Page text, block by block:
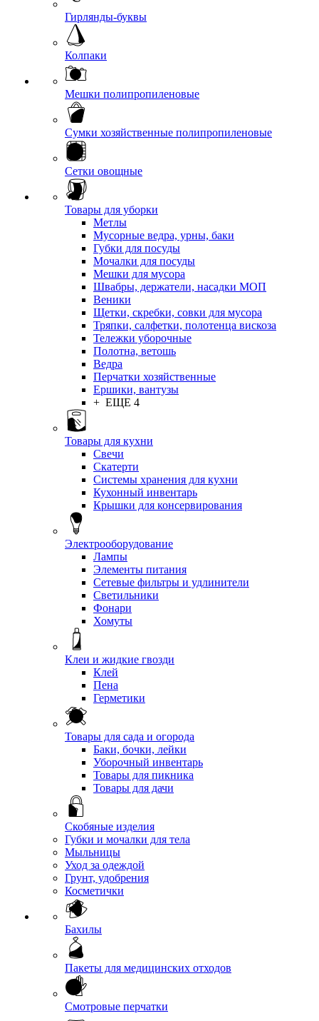
Гирлянды-буквы
Колпаки
Мешки полипропиленовые
Сумки хозяйственные полипропиленовые
Сетки овощные
Товары для уборки
Метлы
Мусорные ведра, урны, баки
Губки для посуды
Мочалки для посуды
Мешки для мусора
Швабры, держатели, насадки МОП
Веники
Щетки, скребки, совки для мусора
Тряпки, салфетки, полотенца вискоза
Тележки уборочные
Полотна, ветошь
Ведра
Перчатки хозяйственные
Ершики, вантузы
+ ЕЩЕ 4
Товары для кухни
Свечи
Скатерти
Системы хранения для кухни
Кухонный инвентарь
Крышки для консервирования
Электрооборудование
Лампы
Элементы питания
Сетевые фильтры и удлинители
Светильники
Фонари
Хомуты
Клеи и жидкие гвозди
Клей
Пена
Герметики
Товары для сада и огорода
Баки, бочки, лейки
Уборочный инвентарь
Товары для пикника
Товары для дачи
Скобяные изделия
Губки и мочалки для тела
Мыльницы
Уход за одеждой
Грунт, удобрения
Косметички
Бахилы
Пакеты для медицинских отходов
Смотровые перчатки